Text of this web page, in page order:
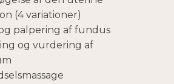
(4 variationer)
palpering af fundus
og vurdering af